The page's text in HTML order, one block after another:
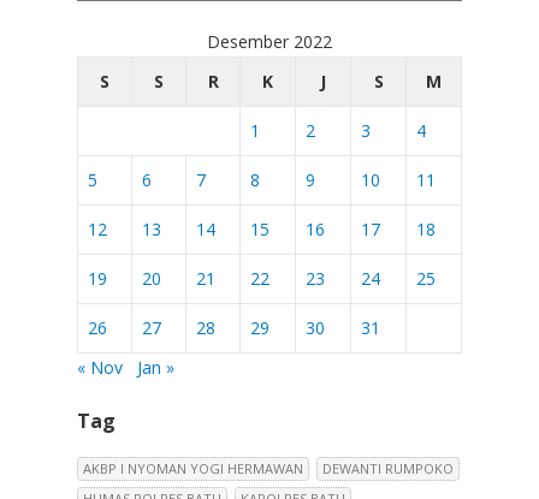
Desember 2022
S
S R K J S M
1 2 3 4
5 6 7 8 9 10 11
12 13 14 15 16 17 18
19 20 21 22 23 24 25
26 27 28 29 30
31
« Nov
Jan »
Tag
AKBP I NYOMAN YOGI HERMAWAN
DEWANTI RUMPOKO